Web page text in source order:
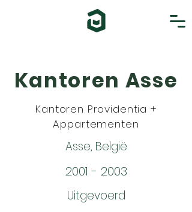
Kantoren Asse
Kantoren Providentia +
Appartementen
Asse, België
2001 - 2003
Uitgevoerd